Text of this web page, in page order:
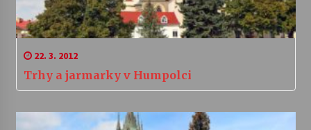
22. 3. 2012
Trhy a jarmarky v Humpolci